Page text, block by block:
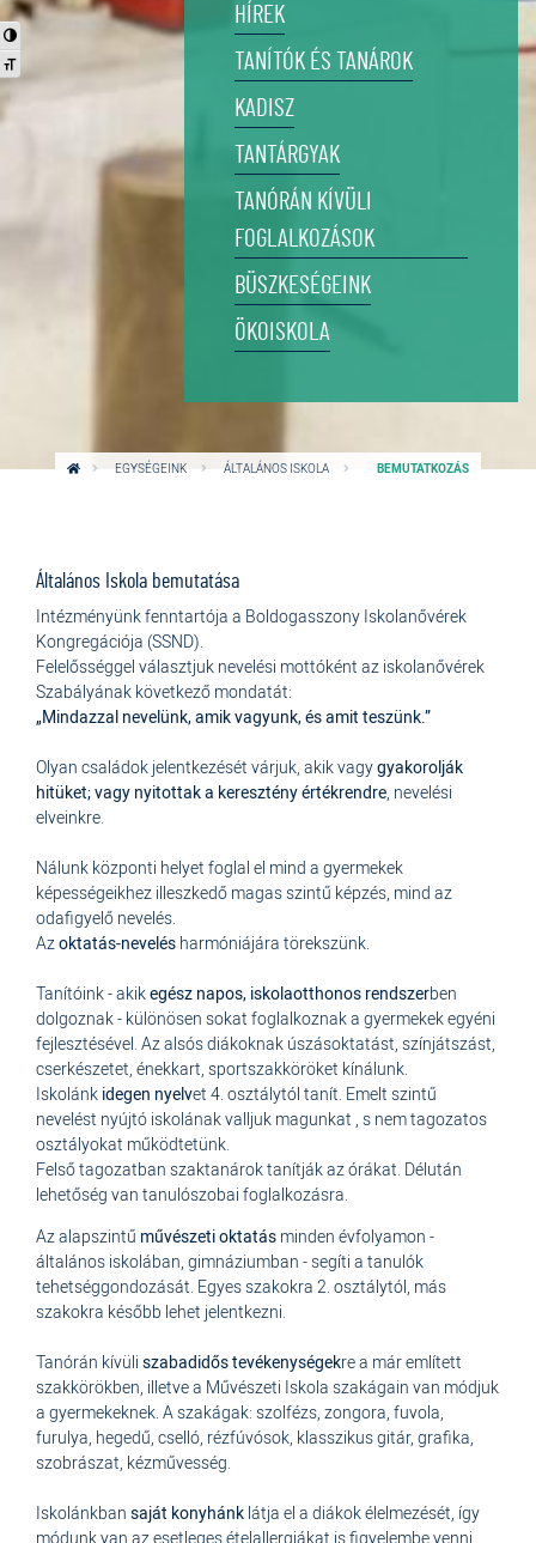
Nagy kontraszt váltása
Betűméret váltása
HÍREK
TANÍTÓK ÉS TANÁROK
KADISZ
TANTÁRGYAK
TANÓRÁN KÍVÜLI
FOGLALKOZÁSOK
BÜSZKESÉGEINK
ÖKOISKOLA
EGYSÉGEINK ÁLTALÁNOS ISKOLA BEMUTATKOZÁS
Általános Iskola bemutatása
Intézményünk fenntartója a Boldogasszony Iskolanővérek
Kongregációja (SSND).
Felelősséggel választjuk nevelési mottóként az iskolanővérek
Szabályának következő mondatát:
„Mindazzal nevelünk, amik vagyunk, és amit teszünk.”
Olyan családok jelentkezését várjuk, akik vagygyakorolják
hitüket; vagy nyitottak a keresztény értékrendre, nevelési
elveinkre.
Nálunk központi helyet foglal el mind a gyermekek
képességeikhez illeszkedő magas szintű képzés, mind az
odafigyelő nevelés.
Azoktatás-nevelés harmóniájára törekszünk.
Tanítóink - akikegész napos, iskolaotthonos rendszerben
dolgoznak - különösen sokat foglalkoznak a gyermekek egyéni
fejlesztésével. Az alsós diákoknak úszásoktatást, színjátszást,
cserkészetet, énekkart, sportszakköröket kínálunk.
Iskolánk idegen nyelvet 4. osztálytól tanít. Emelt szintű
nevelést nyújtó iskolának valljuk magunkat , s nem tagozatos
osztályokat működtetünk.
Felső tagozatban szaktanárok tanítják az órákat. Délután
lehetőség van tanulószobai foglalkozásra.
Az alapszintű művészeti oktatás minden évfolyamon -
általános iskolában, gimnáziumban - segíti a tanulók
tehetséggondozását. Egyes szakokra 2. osztálytól, más
szakokra később lehet jelentkezni.
Tanórán kívüli szabadidős tevékenységekre a már említett
szakkörökben, illetve a Művészeti Iskola szakágain van módjuk
a gyermekeknek. A szakágak: szolfézs, zongora, fuvola,
furulya, hegedű, cselló, rézfúvósok, klasszikus gitár, grafika,
szobrászat, kézművesség.
Iskolánkban saját konyhánk látja el a diákok élelmezését, így
módunk van az esetleges ételallergiákat is figyelembe venni.